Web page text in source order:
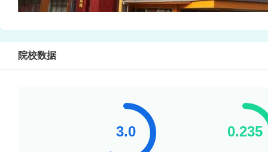
院校数据